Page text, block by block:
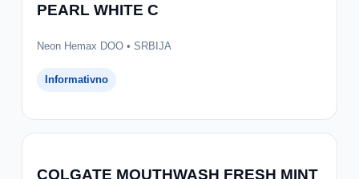
PEARL WHITE C
Neon Hemax DOO • SRBIJA
Informativno
COLGATE MOUTHWASH FRESH MINT